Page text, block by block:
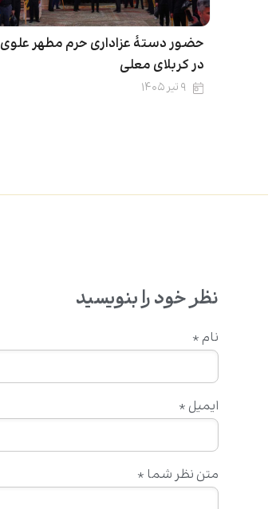
حضور دستۀ عزاداری حرم مطهر علوی
در کربلای معلی
۹ تیر ۱۴۰۵
نظر خود را بنویسید
متن نظر شما *
نام *
ایمیل *